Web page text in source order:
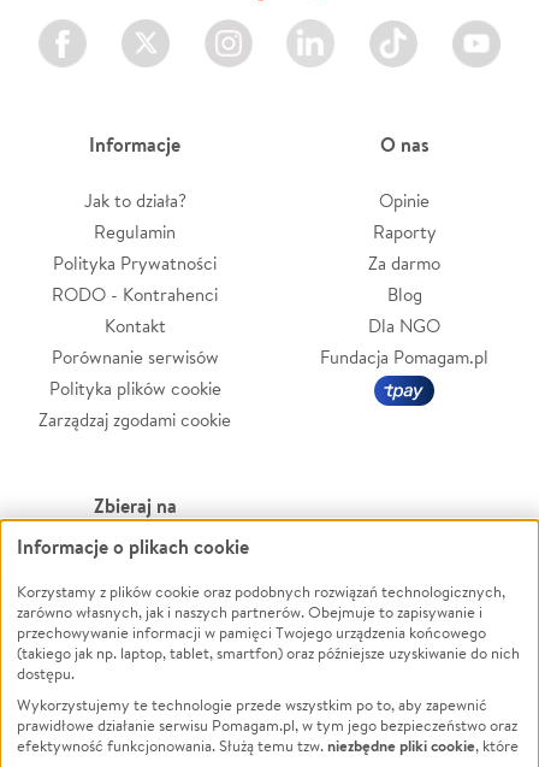
Facebook Twitter Instagram LinkedIn TikTok Youtube
Informacje
Jak to działa?
Regulamin
Polityka Prywatności
RODO - Kontrahenci
Kontakt
Porównanie serwisów
Polityka plików cookie
Zarządzaj zgodami cookie
O nas
Opinie
Raporty
Za darmo
Blog
Dla NGO
Fundacja Pomagam.pl
Zbieraj na
Leczenie
Zwierzęta
Pożar
Ukraina
Pomoc Finansowa
Projekty
Powódź
Wichura
NGO
Edukacja
Podróż
Informacje o plikach cookie
Korzystamy z plików cookie oraz podobnych rozwiązań technologicznych,
zarówno własnych, jak i naszych partnerów. Obejmuje to zapisywanie i
przechowywanie informacji w pamięci Twojego urządzenia końcowego
(takiego jak np. laptop, tablet, smartfon) oraz późniejsze uzyskiwanie do nich
dostępu.
Wykorzystujemy te technologie przede wszystkim po to, aby zapewnić
prawidłowe działanie serwisu Pomagam.pl, w tym jego bezpieczeństwo oraz
efektywność funkcjonowania. Służą temu tzw.niezbędne pliki cookie, które